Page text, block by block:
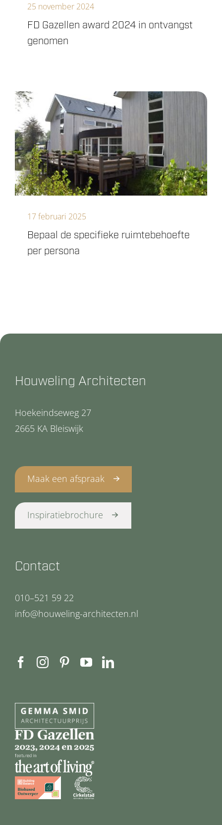
FD Gazellen award 2024 in ontvangst
genomen
25 november 2024
Bepaal de specifieke ruimtebehoefte
per persona
17 februari 2025
Houweling Architecten
Hoekeindseweg 27
2665 KA Bleiswijk
Maak een afspraak
Inspiratiebrochure
Contact
010–521 59 22
info@houweling-architecten.nl